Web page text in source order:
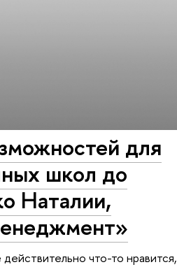
для
школ до
Наталии,
что-то нравится,